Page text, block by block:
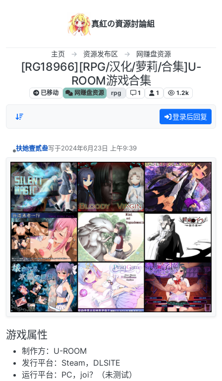
真紅の資源討論組
主页 资源发布区 网赚盘资源
[RG18966][RPG/汉化/萝莉/合集]U-
ROOM游戏合集
已移动 网赚盘资源 rpg 1 1 1.2k
登录后回复
扶她壹贰叁写于2024年6月23日 上午9:39
最后由 编辑
游戏属性
制作方：U-ROOM
发行平台：Steam，DLSITE
运行平台：PC，joi？（未测试）